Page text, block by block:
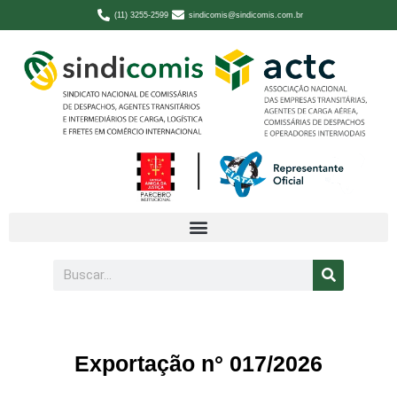
(11) 3255-2599 sindicomis@sindicomis.com.br
Exportação n° 017/2026